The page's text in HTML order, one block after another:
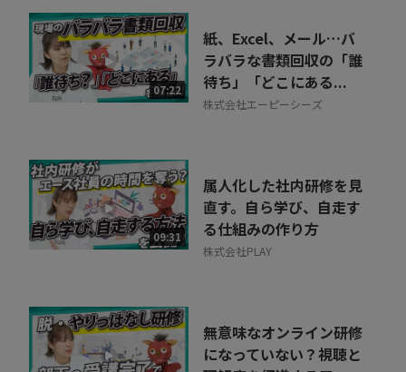
07:22
紙、Excel、メール…バ
ラバラな書類回収の「誰
待ち」「どこにある...
株式会社エーピーシーズ
09:31
属人化した社内研修を見
直す。自ら学び、自走す
る仕組みの作り方
株式会社PLAY
無意味なオンライン研修
になっていない？視聴と